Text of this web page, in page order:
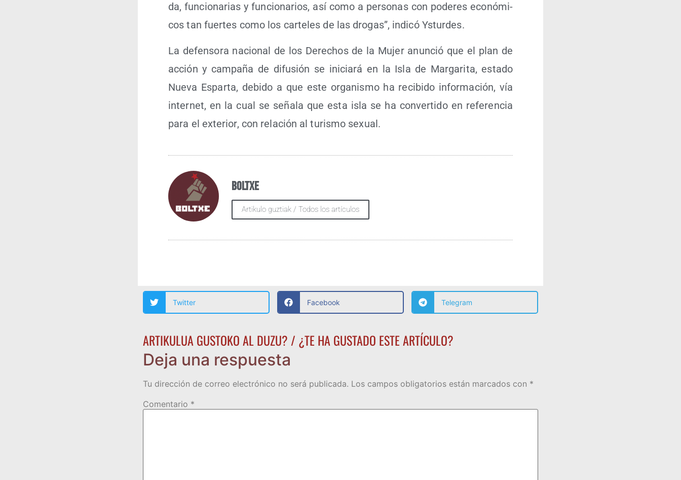
da, fun­cio­na­rias y fun­cio­na­rios, así como a per­so­nas con pode­res eco­nó­mi­
cos tan fuer­tes como los car­te­les de las dro­gas”, indi­có Ysturdes.
La defen­so­ra nacio­nal de los Dere­chos de la Mujer anun­ció que el plan de
acción y cam­pa­ña de difu­sión se ini­cia­rá en la Isla de Mar­ga­ri­ta, esta­do
Nue­va Espar­ta, debi­do a que este orga­nis­mo ha reci­bi­do infor­ma­ción, vía
inter­net, en la cual se seña­la que esta isla se ha con­ver­ti­do en refe­ren­cia
para el exte­rior, con rela­ción al turis­mo sexual.
Boltxe
Artikulo guztiak / Todos los artículos
Twitter Facebook Telegram
ARTIKULUA GUSTOKO AL DUZU? / ¿TE HA GUSTADO ESTE ARTÍCULO?
Deja una respuesta
Tu dirección de correo electrónico no será publicada. Los campos obligatorios están marcados con *
Comentario *